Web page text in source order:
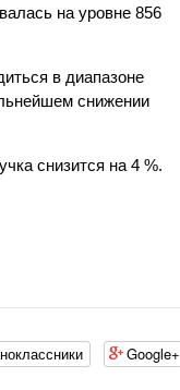
на уровне 856
в диапазоне
снижении
снизится на 4 %.
Google+